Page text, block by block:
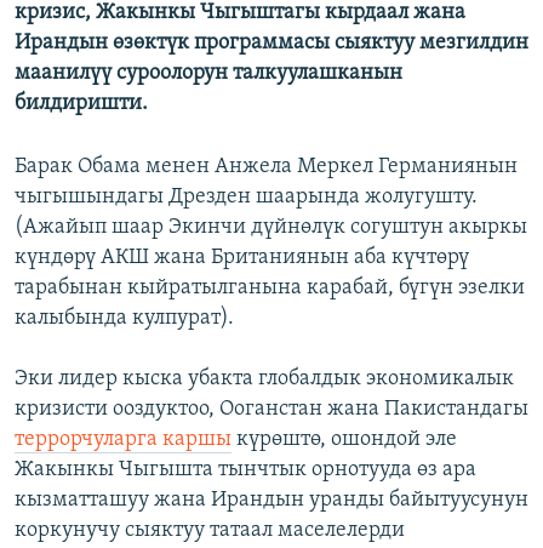
кризис, Жакынкы Чыгыштагы кырдаал жана
Ирандын өзөктүк программасы сыяктуу мезгилдин
маанилүү суроолорун талкуулашканын
билдиришти.
Барак Обама менен Анжела Меркел Германиянын
чыгышындагы Дрезден шаарында жолугушту.
(Ажайып шаар Экинчи дүйнөлүк согуштун акыркы
күндөрү АКШ жана Британиянын аба күчтөрү
тарабынан кыйратылганына карабай, бүгүн эзелки
калыбында кулпурат).
Эки лидер кыска убакта глобалдык экономикалык
кризисти ооздуктоо, Ооганстан жана Пакистандагы
террорчуларга каршы күрөштө, ошондой эле
Жакынкы Чыгышта тынчтык орнотууда өз ара
кызматташуу жана Ирандын уранды байытуусунун
коркунучу сыяктуу татаал маселелерди